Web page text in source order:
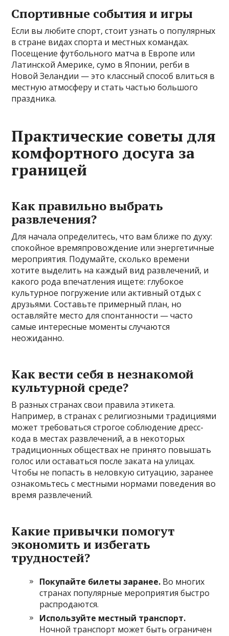
Спортивные события и игры
Если вы любите спорт, стоит узнать о популярных
в стране видах спорта и местных командах.
Посещение футбольного матча в Европе или
Латинской Америке, сумо в Японии, регби в
Новой Зеландии — это классный способ влиться в
местную атмосферу и стать частью большого
праздника.
Практические советы для
комфортного досуга за
границей
Как правильно выбрать
развлечения?
Для начала определитесь, что вам ближе по духу:
спокойное времяпровождение или энергетичные
мероприятия. Подумайте, сколько времени
хотите выделить на каждый вид развлечений, и
какого рода впечатления ищете: глубокое
культурное погружение или активный отдых с
друзьями. Составьте примерный план, но
оставляйте место для спонтанности — часто
самые интересные моменты случаются
неожиданно.
Как вести себя в незнакомой
культурной среде?
В разных странах свои правила этикета.
Например, в странах с религиозными традициями
может требоваться строгое соблюдение дресс-
кода в местах развлечений, а в некоторых
традиционных обществах не принято повышать
голос или оставаться после заката на улицах.
Чтобы не попасть в неловкую ситуацию, заранее
ознакомьтесь с местными нормами поведения во
время развлечений.
Какие привычки помогут
экономить и избегать
трудностей?
Покупайте билеты заранее. Во многих
странах популярные мероприятия быстро
распродаются.
Используйте местный транспорт.
Ночной транспорт может быть ограничен